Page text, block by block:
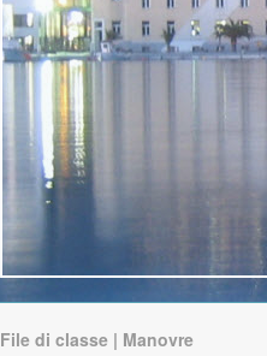
File di classe | Manovre